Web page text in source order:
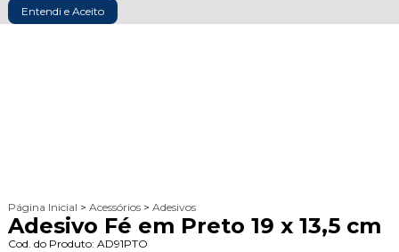
Entendi e Aceito
Página Inicial > Acessórios > Adesivos
Adesivo Fé em Preto 19 x 13,5 cm
Cod. do Produto: AD91PTO